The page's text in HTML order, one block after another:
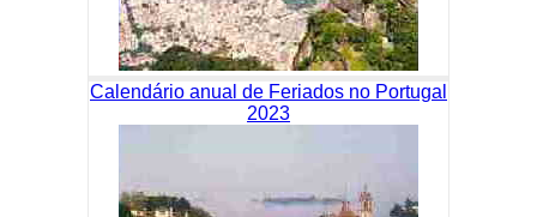
Calendário anual de Feriados no Portugal
2023